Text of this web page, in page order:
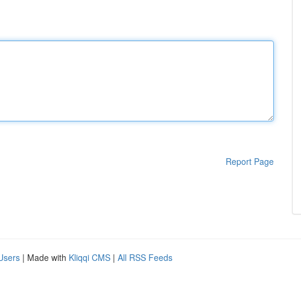
Report Page
| Made with Kliqqi CMS | All RSS Feeds